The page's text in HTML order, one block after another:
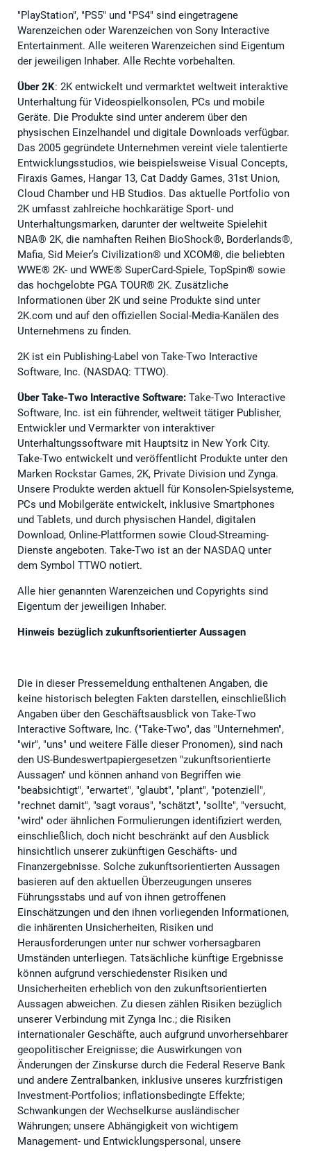
"PlayStation", "PS5" und "PS4" sind eingetragene
Warenzeichen oder Warenzeichen von Sony Interactive
Entertainment. Alle weiteren Warenzeichen sind Eigentum
der jeweiligen Inhaber. Alle Rechte vorbehalten.
Über 2K: 2K entwickelt und vermarktet weltweit interaktive
Unterhaltung für Videospielkonsolen, PCs und mobile
Geräte. Die Produkte sind unter anderem über den
physischen Einzelhandel und digitale Downloads verfügbar.
Das 2005 gegründete Unternehmen vereint viele talentierte
Entwicklungsstudios, wie beispielsweise Visual Concepts,
Firaxis Games, Hangar 13, Cat Daddy Games, 31st Union,
Cloud Chamber und HB Studios. Das aktuelle Portfolio von
2K umfasst zahlreiche hochkarätige Sport- und
Unterhaltungsmarken, darunter der weltweite Spielehit
NBA® 2K, die namhaften Reihen BioShock®, Borderlands®,
Mafia, Sid Meier’s Civilization® und XCOM®, die beliebten
WWE® 2K- und WWE® SuperCard-Spiele, TopSpin® sowie
das hochgelobte PGA TOUR® 2K. Zusätzliche
Informationen über 2K und seine Produkte sind unter
2K.com und auf den offiziellen Social-Media-Kanälen des
Unternehmens zu finden.
2K ist ein Publishing-Label von Take-Two Interactive
Software, Inc. (NASDAQ: TTWO).
Über Take-Two Interactive Software: Take-Two Interactive
Software, Inc. ist ein führender, weltweit tätiger Publisher,
Entwickler und Vermarkter von interaktiver
Unterhaltungssoftware mit Hauptsitz in New York City.
Take-Two entwickelt und veröffentlicht Produkte unter den
Marken Rockstar Games, 2K, Private Division und Zynga.
Unsere Produkte werden aktuell für Konsolen-Spielsysteme,
PCs und Mobilgeräte entwickelt, inklusive Smartphones
und Tablets, und durch physischen Handel, digitalen
Download, Online-Plattformen sowie Cloud-Streaming-
Dienste angeboten. Take-Two ist an der NASDAQ unter
dem Symbol TTWO notiert.
Alle hier genannten Warenzeichen und Copyrights sind
Eigentum der jeweiligen Inhaber.
Hinweis bezüglich zukunftsorientierter Aussagen
Die in dieser Pressemeldung enthaltenen Angaben, die
keine historisch belegten Fakten darstellen, einschließlich
Angaben über den Geschäftsausblick von Take-Two
Interactive Software, Inc. ("Take-Two", das "Unternehmen",
"wir", "uns" und weitere Fälle dieser Pronomen), sind nach
den US-Bundeswertpapiergesetzen "zukunftsorientierte
Aussagen" und können anhand von Begriffen wie
"beabsichtigt", "erwartet", "glaubt", "plant", "potenziell",
"rechnet damit", "sagt voraus", "schätzt", "sollte", "versucht,
"wird" oder ähnlichen Formulierungen identifiziert werden,
einschließlich, doch nicht beschränkt auf den Ausblick
hinsichtlich unserer zukünftigen Geschäfts- und
Finanzergebnisse. Solche zukunftsorientierten Aussagen
basieren auf den aktuellen Überzeugungen unseres
Führungsstabs und auf von ihnen getroffenen
Einschätzungen und den ihnen vorliegenden Informationen,
die inhärenten Unsicherheiten, Risiken und
Herausforderungen unter nur schwer vorhersagbaren
Umständen unterliegen. Tatsächliche künftige Ergebnisse
können aufgrund verschiedenster Risiken und
Unsicherheiten erheblich von den zukunftsorientierten
Aussagen abweichen. Zu diesen zählen Risiken bezüglich
unserer Verbindung mit Zynga Inc.; die Risiken
internationaler Geschäfte, auch aufgrund unvorhersehbarer
geopolitischer Ereignisse; die Auswirkungen von
Änderungen der Zinskurse durch die Federal Reserve Bank
und andere Zentralbanken, inklusive unseres kurzfristigen
Investment-Portfolios; inflationsbedingte Effekte;
Schwankungen der Wechselkurse ausländischer
Währungen; unsere Abhängigkeit von wichtigem
Management- und Entwicklungspersonal, unsere